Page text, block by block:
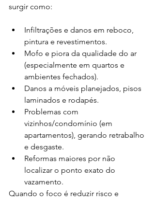
surgir como:
Infiltrações e danos em reboco,
pintura e revestimentos.
Mofo e piora da qualidade do ar
(especialmente em quartos e
ambientes fechados).
Danos a móveis planejados, pisos
laminados e rodapés.
Problemas com
vizinhos/condomínio (em
apartamentos), gerando retrabalho
e desgaste.
Reformas maiores por não
localizar o ponto exato do
vazamento.
Quando o foco é reduzir risco e